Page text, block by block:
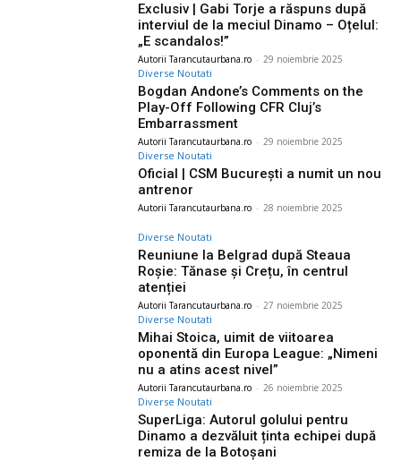
Exclusiv | Gabi Torje a răspuns după
interviul de la meciul Dinamo – Oțelul:
„E scandalos!”
Autorii Tarancutaurbana.ro - 29 noiembrie 2025
Diverse Noutati
Bogdan Andone’s Comments on the
Play-Off Following CFR Cluj’s
Embarrassment
Autorii Tarancutaurbana.ro - 29 noiembrie 2025
Diverse Noutati
Oficial | CSM București a numit un nou
antrenor
Autorii Tarancutaurbana.ro - 28 noiembrie 2025
Diverse Noutati
Reuniune la Belgrad după Steaua
Roșie: Tănase și Crețu, în centrul
atenției
Autorii Tarancutaurbana.ro - 27 noiembrie 2025
Diverse Noutati
Mihai Stoica, uimit de viitoarea
oponentă din Europa League: „Nimeni
nu a atins acest nivel”
Autorii Tarancutaurbana.ro - 26 noiembrie 2025
Diverse Noutati
SuperLiga: Autorul golului pentru
Dinamo a dezvăluit ținta echipei după
remiza de la Botoșani